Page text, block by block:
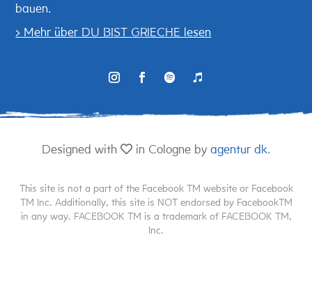
bauen.
> Mehr über DU BIST GRIECHE lesen
Designed with in Cologne by agentur dk.
This site is not a part of the Facebook TM website or Facebook
TM Inc. Additionally, this site is NOT endorsed by FacebookTM
in any way. FACEBOOK TM is a trademark of FACEBOOK TM,
Inc.